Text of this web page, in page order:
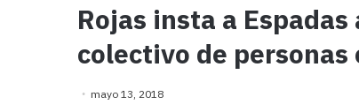
Rojas insta a
colectivo de personas
mayo 13, 2018